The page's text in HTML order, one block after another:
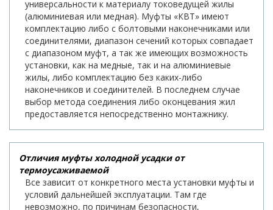
универсальности к материалу токоведущей жилы
(алюминиевая или медная). Муфты «КВТ» имеют
комплектацию либо с болтовыми наконечниками или
соединителями, диапазон сечений которых совпадает
с диапазоном муфт, а так же имеющих возможность
установки, как на медные, так и на алюминиевые
жилы, либо комплектацию без каких-либо
наконечников и соединителей. В последнем случае
выбор метода соединения либо оконцевания жил
предоставляется непосредственно монтажнику.
Отличия муфты холодной усадки от
термоусаживаемой
Все зависит от конкретного места установки муфты и
условий дальнейшей эксплуатации. Там где
невозможно, по причинам безопасности,